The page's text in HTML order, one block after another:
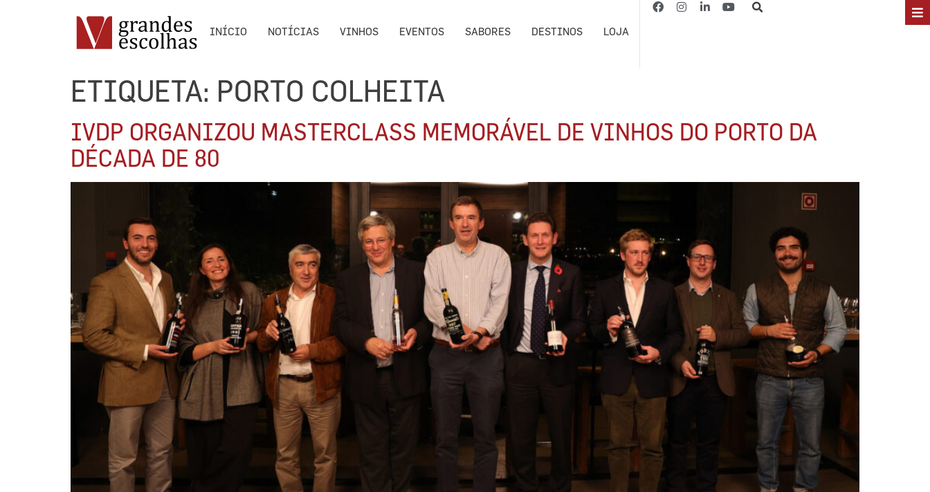
INÍCIO NOTÍCIAS VINHOS EVENTOS SABORES DESTINOS LOJA
ETIQUETA: PORTO COLHEITA
IVDP ORGANIZOU MASTERCLASS MEMORÁVEL DE VINHOS DO PORTO DA
DÉCADA DE 80